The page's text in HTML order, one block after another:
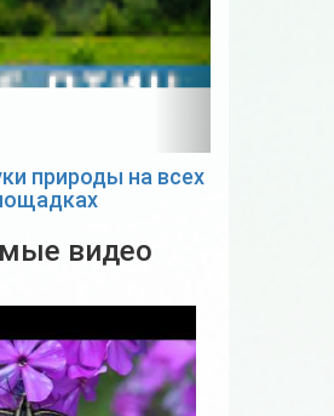
природы на всех
видео